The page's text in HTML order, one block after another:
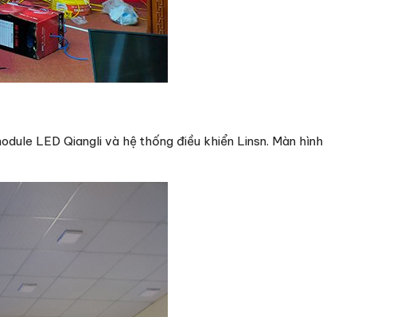
LED Qiangli và hệ thống điều khiển Linsn. Màn hình